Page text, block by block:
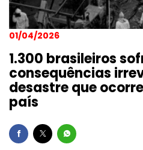
01/04/2026
1.300 brasileiros
consequências
desastre que
país